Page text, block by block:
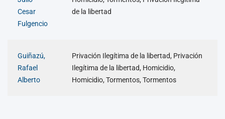
Cesar
Fulgencio
de la libertad
Guiñazú,
Rafael
Alberto
Privación Ilegítima de la libertad, Privación
Ilegítima de la libertad, Homicidio,
Homicidio, Tormentos, Tormentos